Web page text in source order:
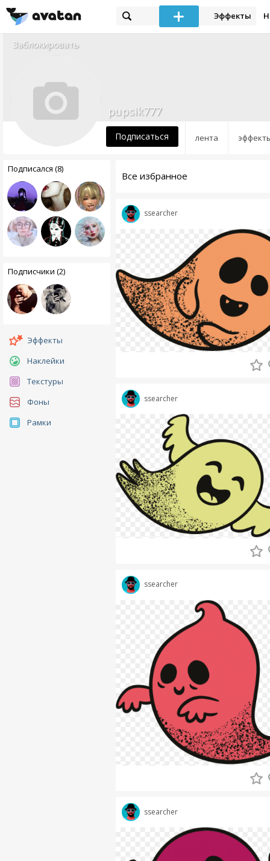
Эффекты
Заблокировать
лента
pupsik777
Подписаться
Подписался (8)
Подписчики (2)
Эффекты
Наклейки
Текстуры
Фоны
Рамки
Все избранное
ssearcher
ssearcher
ssearcher
ssearcher